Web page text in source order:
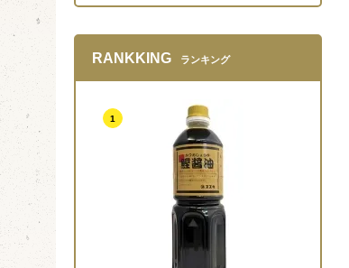
RANKKING ランキング
1